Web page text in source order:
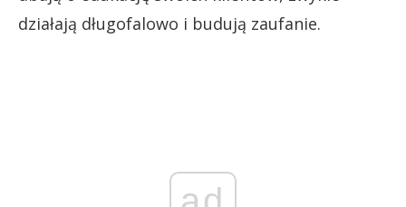
działają długofalowo i budują zaufanie.